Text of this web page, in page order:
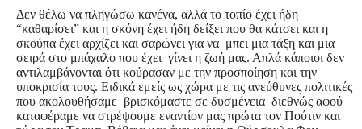
Δεν θέλω να πληγώσω κανένα, αλλά το τοπίο έχει ήδη
“καθαρίσει” και η σκόνη έχει ήδη δείξει που θα κάτσει και η
σκούπα έχει αρχίζει και σαρώνει για να μπει μια τάξη και μια
σειρά στο μπάχαλο που έχει γίνει η ζωή μας. Απλά κάποιοι δεν
αντιλαμβάνονται ότι κούρασαν με την προσποίηση και την
υποκρισία τους. Ειδικά εμείς ως χώρα με τις ανεύθυνες πολιτικές
που ακολουθήσαμε βρισκόμαστε σε δυσμένεια διεθνώς αφού
καταφέραμε να στρέψουμε εναντίον μας πρώτα τον Πούτιν και